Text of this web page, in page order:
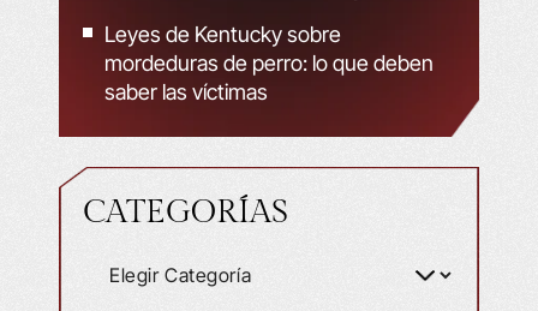
Leyes de Kentucky sobre
mordeduras de perro: lo que deben
saber las víctimas
CATEGORÍAS